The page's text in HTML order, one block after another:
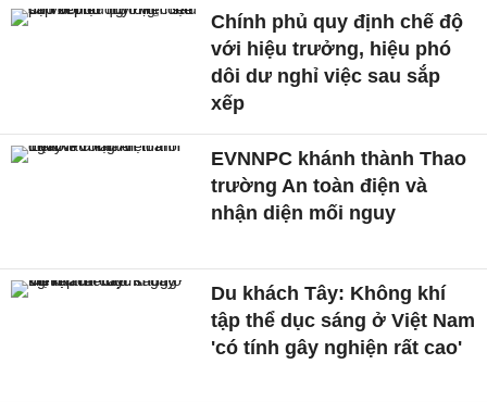
Chính phủ quy định chế độ
với hiệu trưởng, hiệu phó
dôi dư nghỉ việc sau sắp
xếp
EVNNPC khánh thành Thao
trường An toàn điện và
nhận diện mối nguy
Du khách Tây: Không khí
tập thể dục sáng ở Việt Nam
'có tính gây nghiện rất cao'